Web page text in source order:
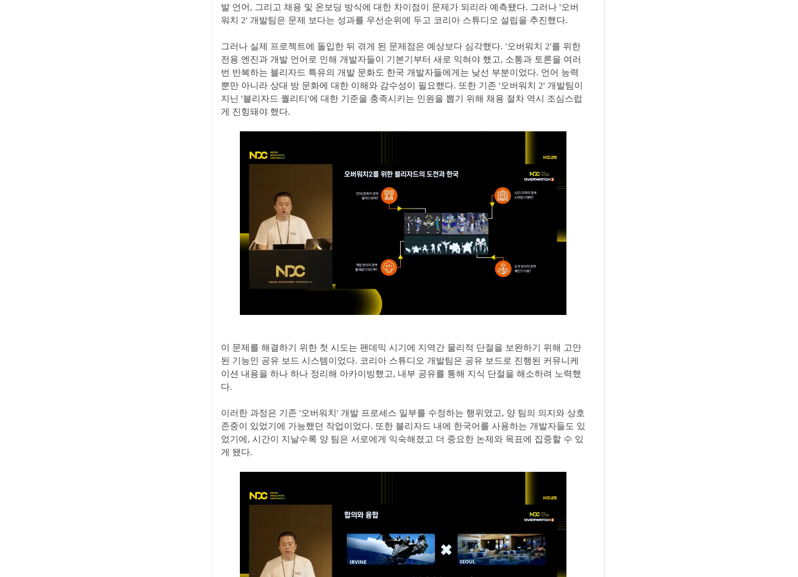
발 언어, 그리고 채용 및 온보딩 방식에 대한 차이점이 문제가 되리라 예측됐다. 그러나 '오버
워치 2' 개발팀은 문제 보다는 성과를 우선순위에 두고 코리아 스튜디오 설립을 추진했다.
그러나 실제 프로젝트에 돌입한 뒤 겪게 된 문제점은 예상보다 심각했다. '오버워치 2'를 위한
전용 엔진과 개발 언어로 인해 개발자들이 기본기부터 새로 익혀야 했고, 소통과 토론을 여러
번 반복하는 블리자드 특유의 개발 문화도 한국 개발자들에게는 낮선 부분이었다. 언어 능력
뿐만 아니라 상대 방 문화에 대한 이해와 감수성이 필요했다. 또한 기존 '오버워치 2' 개발팀이
지닌 '블리자드 퀄리티'에 대한 기준을 충족시키는 인원을 뽑기 위해 채용 절차 역시 조심스럽
게 진힝돼야 했다.
이 문제를 해결하기 위한 첫 시도는 팬데믹 시기에 지역간 물리적 단절을 보완하기 위해 고안
된 기능인 공유 보드 시스템이었다. 코리아 스튜디오 개발팀은 공유 보드로 진행된 커뮤니케
이션 내용을 하나 하나 정리해 아카이빙했고, 내부 공유를 통해 지식 단절을 해소하려 노력했
다.
이러한 과정은 기존 '오버워치' 개발 프로세스 일부를 수정하는 행위였고, 양 팀의 의지와 상호
존중이 있었기에 가능했던 작업이었다. 또한 블리자드 내에 한국어를 사용하는 개발자들도 있
었기에, 시간이 지날수록 양 팀은 서로에게 익숙해졌고 더 중요한 논제와 목표에 집중할 수 있
게 됐다.